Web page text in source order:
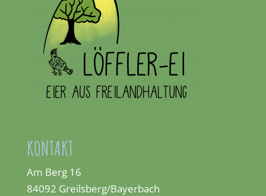
KONTAKT
Am Berg 16
84092 Greilsberg/Bayerbach